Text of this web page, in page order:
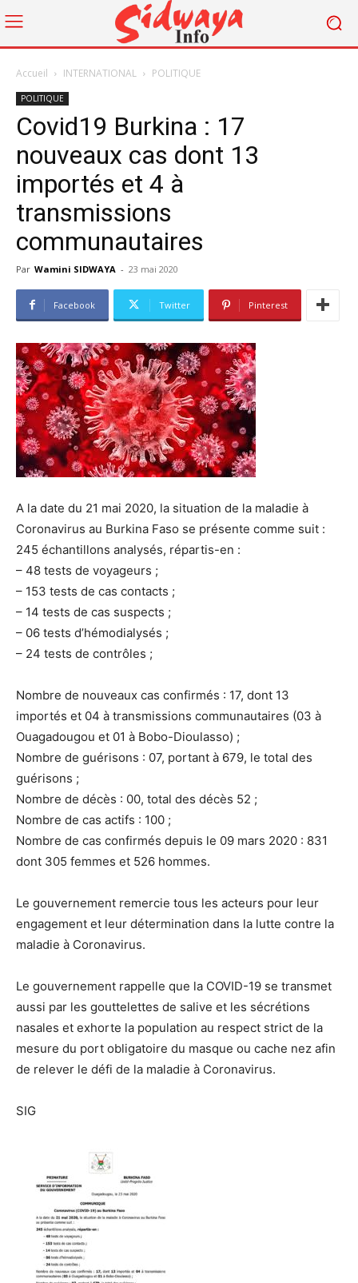
Accueil INTERNATIONAL POLITIQUE
POLITIQUE
Covid19 Burkina : 17
nouveaux cas dont 13
importés et 4 à
transmissions
communautaires
Par Wamini SIDWAYA - 23 mai 2020
Facebook Twitter Pinterest
A la date du 21 mai 2020, la situation de la maladie à
Coronavirus au Burkina Faso se présente comme suit :
245 échantillons analysés, répartis-en :
– 48 tests de voyageurs ;
– 153 tests de cas contacts ;
– 14 tests de cas suspects ;
– 06 tests d’hémodialysés ;
– 24 tests de contrôles ;
Nombre de nouveaux cas confirmés : 17, dont 13
importés et 04 à transmissions communautaires (03 à
Ouagadougou et 01 à Bobo-Dioulasso) ;
Nombre de guérisons : 07, portant à 679, le total des
guérisons ;
Nombre de décès : 00, total des décès 52 ;
Nombre de cas actifs : 100 ;
Nombre de cas confirmés depuis le 09 mars 2020 : 831
dont 305 femmes et 526 hommes.
Le gouvernement remercie tous les acteurs pour leur
engagement et leur détermination dans la lutte contre la
maladie à Coronavirus.
Le gouvernement rappelle que la COVID-19 se transmet
aussi par les gouttelettes de salive et les sécrétions
nasales et exhorte la population au respect strict de la
mesure du port obligatoire du masque ou cache nez afin
de relever le défi de la maladie à Coronavirus.
SIG